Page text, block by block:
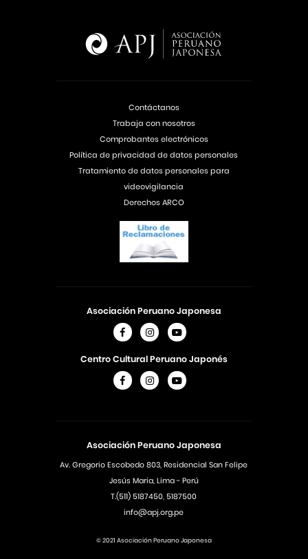
Asociación Peruano Japonesa
Av. Gregorio Escobedo 803, Residencial San Felipe
Jesús Maria, Lima - Perú
T.(511) 5187450, 5187500
info@apj.org.pe
Asociación Peruano Japonesa
Centro Cultural Peruano Japonés
Contáctanos
Trabaja con nosotros
Comprobantes electrónicos
Política de privacidad de datos personales
Tratamiento de datos personales para
videovigilancia
Derechos ARCO
© 2021 Asociación Peruano Japonesa